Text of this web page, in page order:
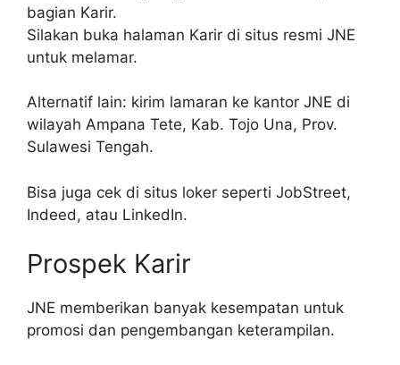
bagian Karir.
Silakan buka halaman Karir di situs resmi JNE
untuk melamar.
Alternatif lain: kirim lamaran ke kantor JNE di
wilayah Ampana Tete, Kab. Tojo Una, Prov.
Sulawesi Tengah.
Bisa juga cek di situs loker seperti JobStreet,
Indeed, atau LinkedIn.
Prospek Karir
JNE memberikan banyak kesempatan untuk
promosi dan pengembangan keterampilan.